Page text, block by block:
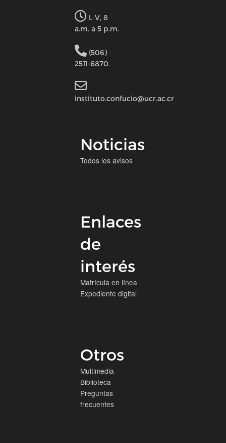
L-V, 8
a.m. a 5 p.m.
(506)
2511-6870.
instituto.confucio@ucr.ac.cr
Noticias
Todos los avisos
Enlaces
de
interés
Matrícula en línea
Expediente digital
Otros
Multimedia
Biblioteca
Preguntas
frecuentes